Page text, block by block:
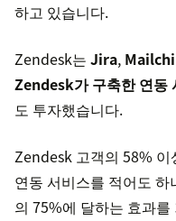
하고 있습니다.
Zendesk는 Jira,
Zendesk가 구축한 연동
도 투자했습니다.
Zendesk 고객의 58%
연동 서비스를 적어도 하
의 75%에 달하는 효과